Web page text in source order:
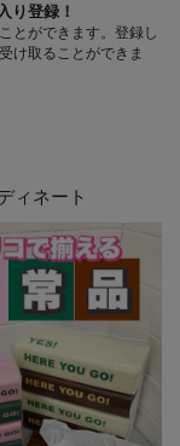
り登録！
とができます。登録し
け取ることができま
ィネート